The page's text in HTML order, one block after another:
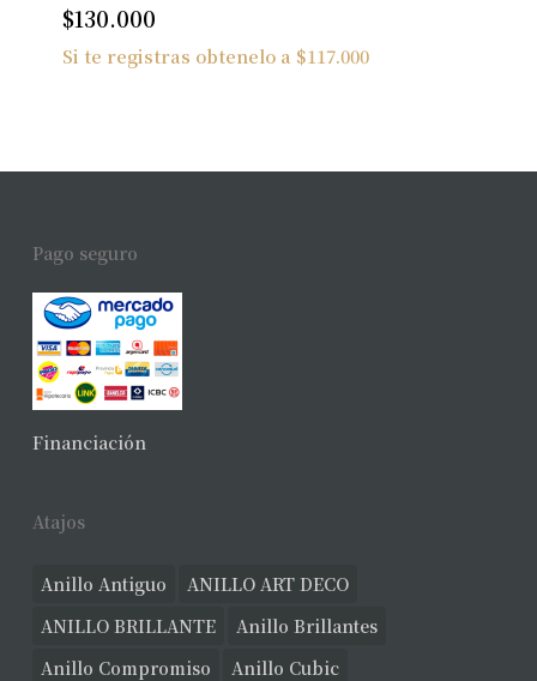
$130.000
Si te registras obtenelo a $117.000
Pago seguro
Financiación
Atajos
Anillo Antiguo
ANILLO ART DECO
ANILLO BRILLANTE
Anillo Brillantes
Anillo Compromiso
Anillo Cubic